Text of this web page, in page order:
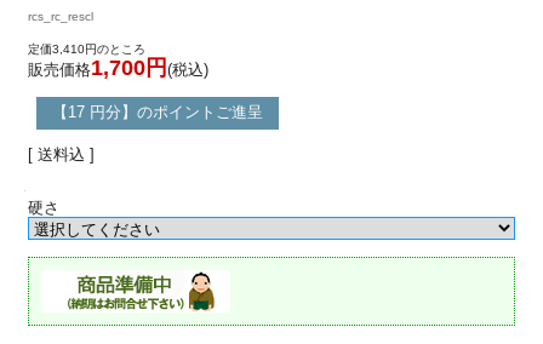
rcs_rc_rescl
定価3,410円のところ
販売価格1,700円 (税込)
【17 円分】のポイントご進呈
[ 送料込 ]
硬さ